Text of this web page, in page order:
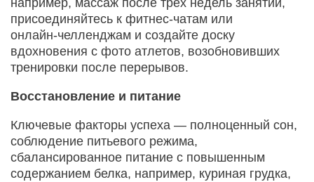
например, массаж после трёх недель занятий,
присоединяйтесь к фитнес‑чатам или
онлайн‑челленджам и создайте доску
вдохновения с фото атлетов, возобновивших
тренировки после перерывов.
Восстановление и питание
Ключевые факторы успеха — полноценный сон,
соблюдение питьевого режима,
сбалансированное питание с повышенным
содержанием белка, например, куриная грудка,